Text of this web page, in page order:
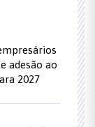
adesão ao
2027